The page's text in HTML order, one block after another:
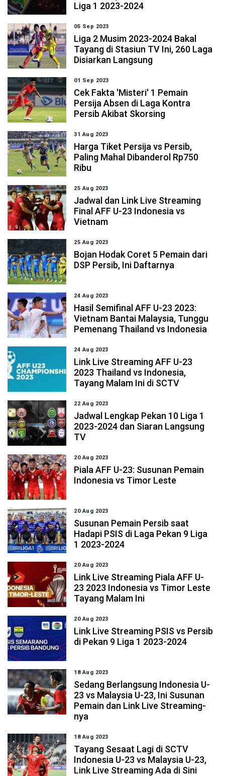
Liga 1 2023-2024
05 Sep 2023
Liga 2 Musim 2023-2024 Bakal
Tayang di Stasiun TV Ini, 260 Laga
Disiarkan Langsung
01 Sep 2023
Cek Fakta 'Misteri' 1 Pemain
Persija Absen di Laga Kontra
Persib Akibat Skorsing
31 Aug 2023
Harga Tiket Persija vs Persib,
Paling Mahal Dibanderol Rp750
Ribu
25 Aug 2023
Jadwal dan Link Live Streaming
Final AFF U-23 Indonesia vs
Vietnam
25 Aug 2023
Bojan Hodak Coret 5 Pemain dari
DSP Persib, Ini Daftarnya
24 Aug 2023
Hasil Semifinal AFF U-23 2023:
Vietnam Bantai Malaysia, Tunggu
Pemenang Thailand vs Indonesia
24 Aug 2023
Link Live Streaming AFF U-23
2023 Thailand vs Indonesia,
Tayang Malam Ini di SCTV
22 Aug 2023
Jadwal Lengkap Pekan 10 Liga 1
2023-2024 dan Siaran Langsung
TV
20 Aug 2023
Piala AFF U-23: Susunan Pemain
Indonesia vs Timor Leste
20 Aug 2023
Susunan Pemain Persib saat
Hadapi PSIS di Laga Pekan 9 Liga
1 2023-2024
20 Aug 2023
Link Live Streaming Piala AFF U-
23 2023 Indonesia vs Timor Leste
Tayang Malam Ini
20 Aug 2023
Link Live Streaming PSIS vs Persib
di Pekan 9 Liga 1 2023-2024
18 Aug 2023
Sedang Berlangsung Indonesia U-
23 vs Malaysia U-23, Ini Susunan
Pemain dan Link Live Streaming-
nya
18 Aug 2023
Tayang Sesaat Lagi di SCTV
Indonesia U-23 vs Malaysia U-23,
Link Live Streaming Ada di Sini